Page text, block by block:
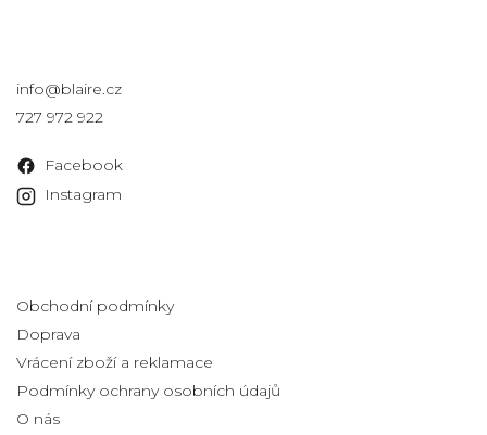
info@blaire.cz
727 972 922
Facebook
Instagram
Obchodní podmínky
Doprava
Vrácení zboží a reklamace
Podmínky ochrany osobních údajů
O nás